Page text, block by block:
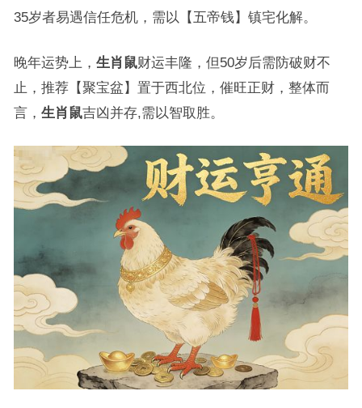
35岁者易遇信任危机，需以【五帝钱】镇宅化解。
晚年运势上， 生肖鼠财运丰隆，但50岁后需防破财不
止，推荐【聚宝盆】置于西北位，催旺正财，整体而
言， 生肖鼠吉凶并存,需以智取胜。